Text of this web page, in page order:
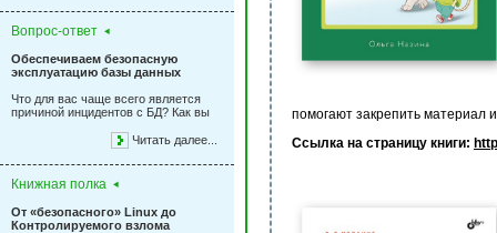
Вопрос-ответ
Обеспечиваем безопасную
эксплуатацию базы данных
Что для вас чаще всего является
причиной инцидентов с БД? Как вы
Читать далее...
Книжная полка
От «безопасного» Linux до
Контролируемого взлома
помогают закрепить материал
Ссылка на страницу книги: